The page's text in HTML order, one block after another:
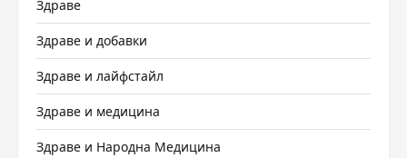
Здраве
Здраве и добавки
Здраве и лайфстайл
Здраве и медицина
Здраве и Народна Медицина